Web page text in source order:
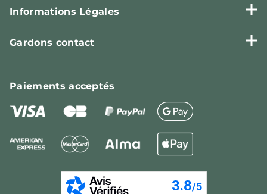
Informations Légales
Gardons contact
Paiementsacceptés